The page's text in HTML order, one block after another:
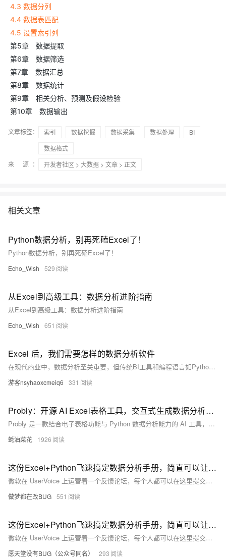
4.3 数据分列
4.4 数据表匹配
4.5 设置索引列
第5章 数据提取
第6章 数据筛选
第7章 数据汇总
第8章 数据统计
第9章 相关分析、预测及假设检验
第10章 数据输出
文章标签： 索引 数据挖掘 数据采集 数据处理
BI
数据格式
来 源：
开发者社区 > 大数据 > 文章 > 正文
相关文章
Python数据分析，别再死磕Excel了！
Python数据分析，别再死磕Excel了！
Echo_Wish 529
从Excel到高级工具：数据分析进阶指南
从Excel到高级工具：数据分析进阶指南
Echo_Wish 651
Excel 后，我们需要怎样的数据分析软件
在现代商业中，数据分析至关重要，但传统BI工具和编程语言如Python、SQL等各有局限。Excel虽交互性强，但面对复杂计算和大数据时力不从心。esProc Desktop作为后Excel时代的数据分析神器，采用SPL语言，具备强大的表格计算能力和天然的大数据支持，可显著降低复杂计算难度。其强交互性、简短代码和内嵌Excel插件功能，让业务人员轻松完成多步骤交互式计算，是理想的数据分析工具。现提供免费使用及丰富学习资源。
游客nsyhaoxcmeiq6 331
Probly：开源 AI Excel表格工具，交互式生成数据分析结果与可视化图表
Probly 是一款结合电子表格功能与 Python 数据分析能力的 AI 工具，支持在浏览器中运行 Python 代码，提供交互式电子表格、数据可视化和智能分析建议，适合需要强大数据分析功能又希望操作简便的用户。
蚝油菜花 1926
这份Excel+Python飞速搞定数据分析手册，简直可以让Excel飞起来
微软在 UserVoice 上运营着⼀个反馈论坛，每个⼈都可以在这⾥提交新点⼦供他⼈投票。票数最⾼的功能请求是“将 Python 作为Excel 的⼀门脚本语⾔”，其得票数差不多是第⼆名的两倍。尽管⾃2015 年这个点⼦发布以来并没有什么实质性进展，但在 2020 年年末，Python 之⽗ Guido van Rossum 发布推⽂称“退休太无聊了”，他将会加入微软。此事令 Excel ⽤户重燃希望。我不知道他的举动是否影响了 Excel 和 Python 的集成，但我清楚的是，为何⼈们迫切需要结合 Excel 和 Python 的⼒量，⽽你⼜应当如何从今天开始将两者结合起来。总之，这就是本
做梦都在改BUG 551
这份Excel+Python飞速搞定数据分析手册，简直可以让Excel飞起来
微软在 UserVoice 上运营着⼀个反馈论坛，每个⼈都可以在这⾥提交新点⼦供他⼈投票。票数最⾼的功能请求是“将 Python 作为Excel 的⼀门脚本语⾔”，其得票数差不多是第⼆名的两倍。尽管⾃2015 年这个点⼦发布以来并没有什么实质性进展，但在 2020 年年末，Python 之⽗ Guido van Rossum 发布推⽂称“退休太无聊了”，他将会加入微软。此事令 Excel ⽤户重燃希望。我不知道他的举动是否影响了 Excel 和 Python 的集成，但我清楚的是，为何⼈们迫切需要结合 Excel 和 Python 的⼒量，⽽你⼜应当如何从今天开始将两者结合起来。总之，这就是本
愿天堂没有BUG（公众号同名） 293